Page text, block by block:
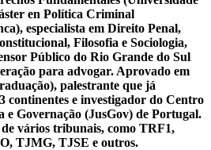
en Política Criminal
especialista em Direito Penal,
Filosofia e Sociologia,
Público do Rio Grande do Sul
para advogar. Aprovado em
palestrante que já
continentes e investigador do Centro
e Governação (JusGov) de Portugal.
vários tribunais, como TRF1,
TJMG, TJSE e outros.